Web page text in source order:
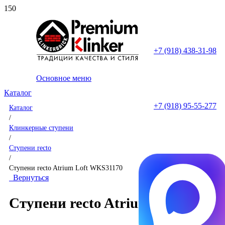
+7 (918) 438-31-98
+7 (918) 95-55-277
Основное меню
Каталог
Каталог
/
Клинкерные ступени
/
Ступени recto
/
Ступени recto Atrium Loft WKS31170
Вернуться
Ступени recto Atrium Loft